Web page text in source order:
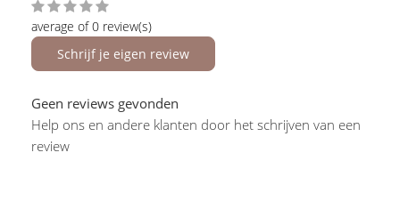
average of 0 review(s)
Schrijf je eigen review
Geen reviews gevonden
Help ons en andere klanten door het schrijven van een
review